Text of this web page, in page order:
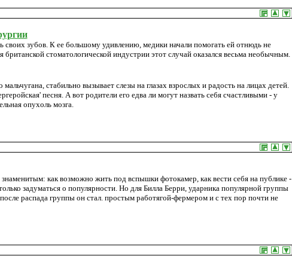
зубов. К ее большому удивлению, медики начали помогать ей отнюдь не
стоматологической индустрии этот случай оказался весьма необычным.
стабильно вызывает слезы на глазах взрослых и радость на лицах детей.
песня. А вот родители его едва ли могут назвать себя счастливыми - у
опухоль мозга.
как возможно жить под вспышки фотокамер, как вести себя на публике -
задуматься о популярности. Но для Билла Берри, ударника популярной группы
распада группы он стал. простым работягой-фермером и с тех пор почти не